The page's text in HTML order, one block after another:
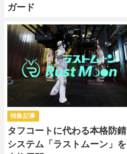
ガード
タフコートに代わる本格防錆
システム「ラストムーン」を
特集記事